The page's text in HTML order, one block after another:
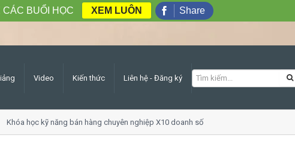
Video Kiến thức Liên hệ - Đăng ký
Khóa học kỹ năng bán hàng chuyên nghiệp X10 doanh số
BUỔI HỌC XEM LUÔN Share